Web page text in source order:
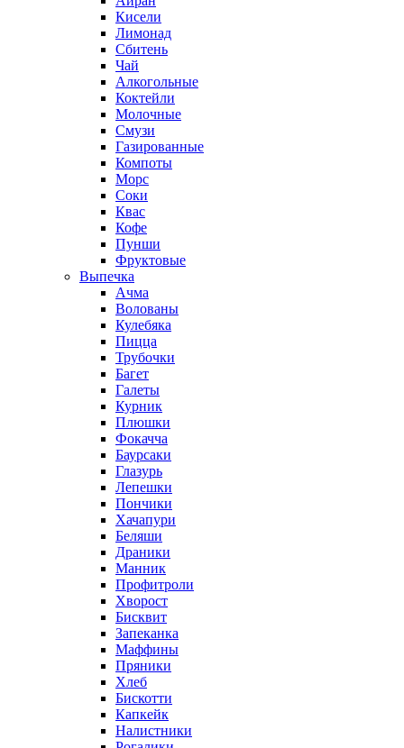
Кисели
Лимонад
Сбитень
Чай
Алкогольные
Коктейли
Молочные
Смузи
Газированные
Компоты
Морс
Соки
Квас
Кофе
Пунши
Фруктовые
Выпечка
Ачма
Волованы
Кулебяка
Пицца
Трубочки
Багет
Галеты
Курник
Плюшки
Фокачча
Баурсаки
Глазурь
Лепешки
Пончики
Хачапури
Беляши
Драники
Манник
Профитроли
Хворост
Бисквит
Запеканка
Маффины
Пряники
Хлеб
Бискотти
Капкейк
Налистники